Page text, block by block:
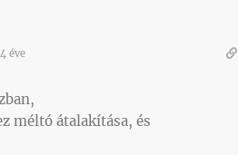
4 éve
méltó átalakítása, és